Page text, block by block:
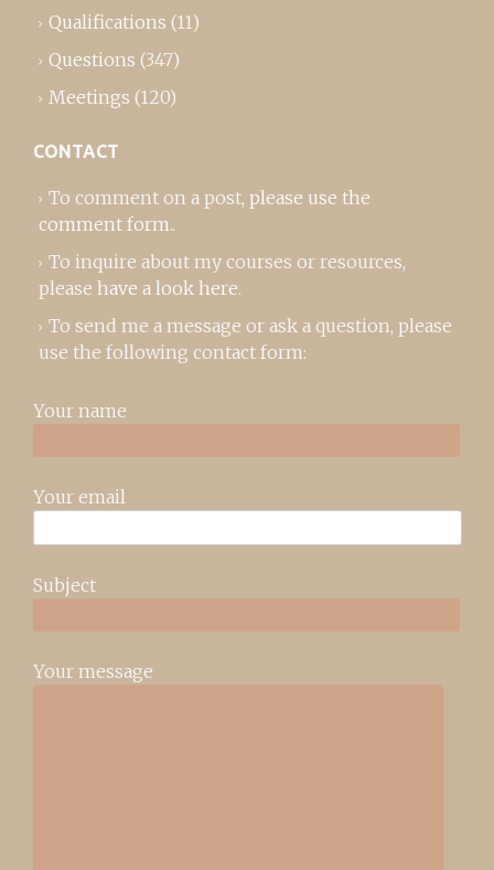
Qualifications (11)
Questions (347)
Meetings (120)
CONTACT
To comment on a post, please use the
comment form..
To inquire about my courses or resources,
please have a look here.
To send me a message or ask a question, please
use the following contact form:
Your name
Your email
Subject
Your message